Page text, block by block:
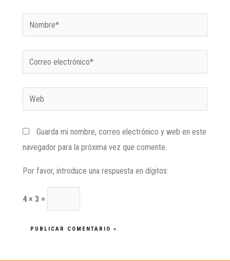
Guarda mi nombre, correo electrónico y web en este
navegador para la próxima vez que comente.
Por favor, introduce una respuesta en dígitos:
4 × 3 =